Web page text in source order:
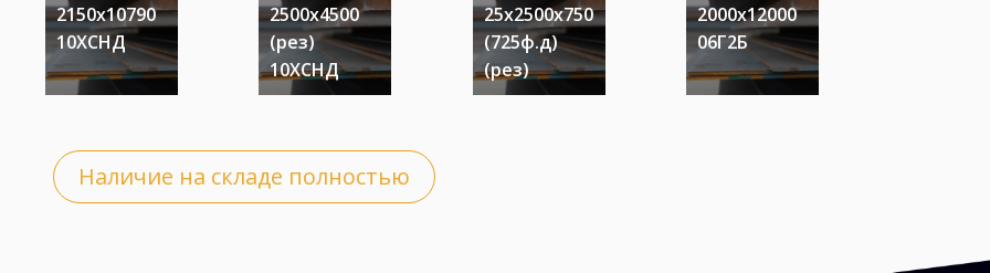
2150х10790
10ХСНД
2500х4500
(рез)
10ХСНД
25х2500х750
(725ф.д)
(рез)
2000х12000
06Г2Б
Наличие на складе полностью